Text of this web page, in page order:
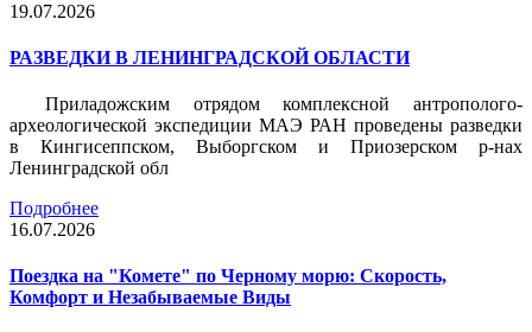
19.07.2026
РАЗВЕДКИ В ЛЕНИНГРАДСКОЙ ОБЛАСТИ
Приладожским отрядом комплексной антрополого-
археологической экспедиции МАЭ РАН проведены разведки
в Кингисеппском, Выборгском и Приозерском р-нах
Ленинградской обл
Подробнее
16.07.2026
Поездка на "Комете" по Черному морю: Скорость,
Комфорт и Незабываемые Виды